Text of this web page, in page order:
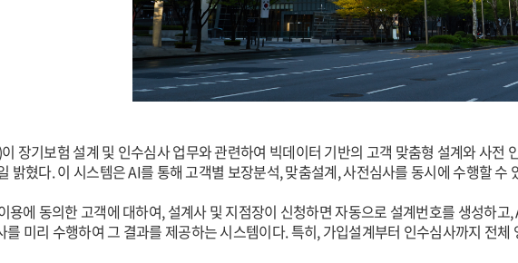
장기보험 설계 및 인수심사 업무와 관련하여 빅데이터 기반의 고객 맞춤형 설계와 사전
밝혔다. 이 시스템은 AI를 통해 고객별 보장분석, 맞춤설계, 사전심사를 동시에 수행할 수
용에 동의한 고객에 대하여, 설계사 및 지점장이 신청하면 자동으로 설계번호를 생성하
를 미리 수행하여 그 결과를 제공하는 시스템이다. 특히, 가입설계부터 인수심사까지 전